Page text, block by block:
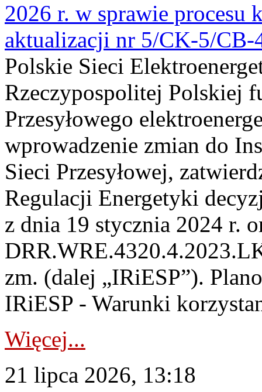
2026 r. w sprawie
aktualizacji nr 5/CK-5/CB-
Polskie Sieci
Rzeczypospolitej Polskiej
Przesyłowego
wprowadzenie zmian do
Sieci Przesyłowej,
Regulacji Energetyki
z dnia 19 stycznia 2024 r.
zm. (dalej „IRiESP”).
IRiESP - Warunki
Więcej...
21 lipca 2026, 13:18